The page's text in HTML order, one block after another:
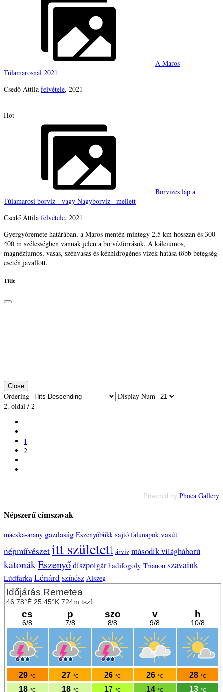
A Maros
Túlamarosnál 2021
Csedő Attila felvétele, 2021
Hot
Borvizes láp a
Túlamarosi borvíz - vagy Nagyborvíz - mellett
Csedő Attila felvétele, 2021
Gyergyóremete határában, a Maros mentén mintegy 2,5 km hosszan és 300-
400 m szélességben vannak jelen a borvízforrások. A kálciumos,
magnéziumos, vasas, szénvasas és kénhidrogénes vizek hatása több betegség
esetén javallott.
Title
Close
Ordering
Display Num
2. oldal / 2
1
2
Powered by Phoca Gallery
Népszerű címszavak
macska-arany gazdaság Eszenyőbükk sajtó falunapok vasút
népművészetitt született árvíz második világháború
katonákEszenyődíszpolgár hadifogoly Trianon szavaink
Lúdfarka Lénárdszínész Alszeg